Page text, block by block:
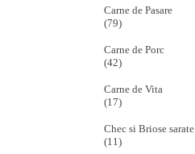
Carne de Pasare
(79)
Carne de Porc
(42)
Carne de Vita
(17)
Chec si Briose sarate
(11)